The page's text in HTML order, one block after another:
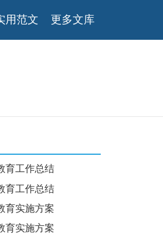
用范文 更多文库
育工作总结
育工作总结
育实施方案
育实施方案